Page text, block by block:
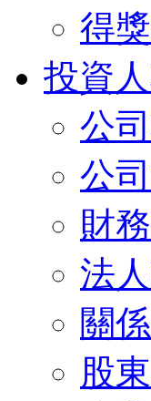
得
投資
公
公
財
法
關
股